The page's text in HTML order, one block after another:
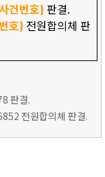
건번호}판결.
호}전원합의체 판
판결.
전원합의체 판결.